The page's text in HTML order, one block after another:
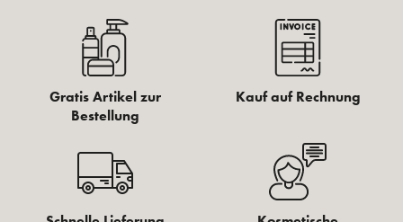
Gratis Artikel zur
Bestellung
Kauf auf Rechnung